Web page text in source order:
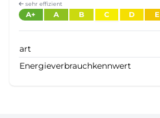
sehr effizient
A+ A B C D E
art
Energieverbrauchkennwert